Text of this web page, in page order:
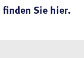
Sie hier.